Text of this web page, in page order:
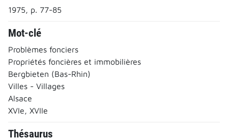
1975, p. 77-85
Mot-clé
Problèmes fonciers
Propriétés foncières et immobilières
Bergbieten (Bas-Rhin)
Villes - Villages
Alsace
XVIe, XVIIe
Thésaurus